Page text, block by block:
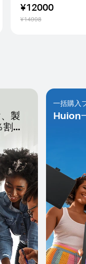
¥12000
¥14998
製
割
一括購入
Huion